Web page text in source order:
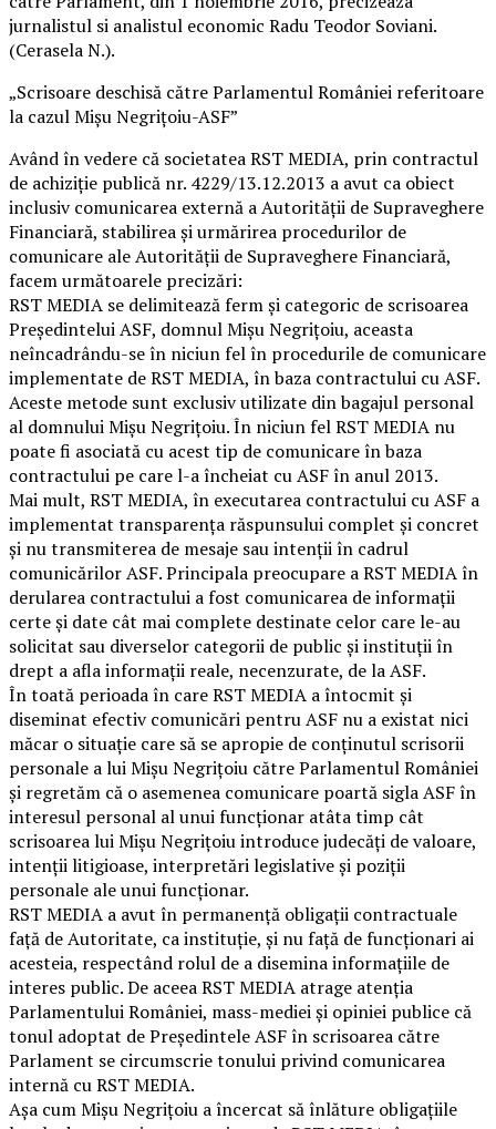
jurnalistul si analistul economic Radu Teodor Soviani.
(Cerasela N.).
„Scrisoare deschisă către Parlamentul României referitoare
la cazul Mișu Negrițoiu-ASF”
Având în vedere că societatea RST MEDIA, prin contractul
de achiziție publică nr. 4229/13.12.2013 a avut ca obiect
inclusiv comunicarea externă a Autorității de Supraveghere
Financiară, stabilirea și urmărirea procedurilor de
comunicare ale Autorității de Supraveghere Financiară,
facem următoarele precizări:
RST MEDIA se delimitează ferm și categoric de scrisoarea
Președintelui ASF, domnul Mișu Negrițoiu, aceasta
neîncadrându-se în niciun fel în procedurile de comunicare
implementate de RST MEDIA, în baza contractului cu ASF.
Aceste metode sunt exclusiv utilizate din bagajul personal
al domnului Mișu Negrițoiu. În niciun fel RST MEDIA nu
poate fi asociată cu acest tip de comunicare în baza
contractului pe care l-a încheiat cu ASF în anul 2013.
Mai mult, RST MEDIA, în executarea contractului cu ASF a
implementat transparența răspunsului complet și concret
și nu transmiterea de mesaje sau intenții în cadrul
comunicărilor ASF. Principala preocupare a RST MEDIA în
derularea contractului a fost comunicarea de informații
certe și date cât mai complete destinate celor care le-au
solicitat sau diverselor categorii de public și instituții în
drept a afla informații reale, necenzurate, de la ASF.
În toată perioada în care RST MEDIA a întocmit și
diseminat efectiv comunicări pentru ASF nu a existat nici
măcar o situație care să se apropie de conținutul scrisorii
personale a lui Mișu Negrițoiu către Parlamentul României
și regretăm că o asemenea comunicare poartă sigla ASF în
interesul personal al unui funcționar atâta timp cât
scrisoarea lui Mișu Negrițoiu introduce judecăți de valoare,
intenții litigioase, interpretări legislative și poziții
personale ale unui funcționar.
RST MEDIA a avut în permanență obligații contractuale
față de Autoritate, ca instituție, și nu față de funcționari ai
acesteia, respectând rolul de a disemina informațiile de
interes public. De aceea RST MEDIA atrage atenția
Parlamentului României, mass-mediei și opiniei publice că
tonul adoptat de Președintele ASF în scrisoarea către
Parlament se circumscrie tonului privind comunicarea
internă cu RST MEDIA.
Așa cum Mișu Negrițoiu a încercat să înlăture obligațiile